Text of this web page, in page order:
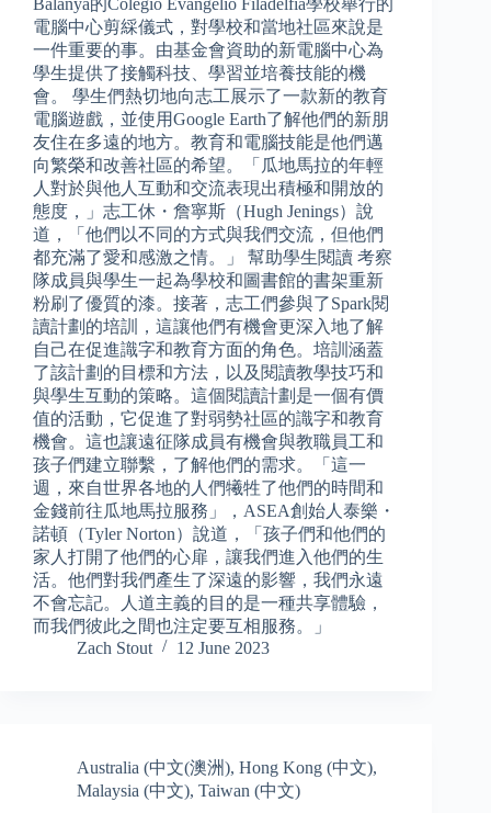
電腦中心剪綵儀式，對學校和當地社區來說是
一件重要的事。由基金會資助的新電腦中心為
學生提供了接觸科技、學習並培養技能的機
會。 ​​學生們熱切地向志工展示了一款新的教育
電腦遊戲，並使用Google Earth了解他們的新朋
友住在多遠的地方。教育和電腦技能是他們邁
向繁榮和改善社區的希望。「瓜地馬拉的年輕
人對於與他人互動和交流表現出積極和開放的
態度，」志工休・詹寧斯（Hugh Jenings）說
道，「他們以不同的方式與我們交流，但他們
都充滿了愛和感激之情。」 幫助學生閱讀 考察
隊成員與學生一起為學校和圖書館的書架重新
粉刷了優質的漆。接著，志工們參與了Spark閱
讀計劃的培訓，這讓他們有機會更深入地了解
自己在促進識字和教育方面的角色。培訓涵蓋
了該計劃的目標和方法，以及閱讀教學技巧和
與學生互動的策略。這個閱讀計劃是一個有價
值的活動，它促進了對弱勢社區的識字和教育
機會。這也讓遠征隊成員有機會與教職員工和
孩子們建立聯繫，了解他們的需求。「這一
週，來自世界各地的人們犧牲了他們的時間和
金錢前往瓜地馬拉服務」，ASEA創始人泰樂・
諾頓（Tyler Norton）說道，「孩子們和他們的
家人打開了他們的心扉，讓我們進入他們的生
活。他們對我們產生了深遠的影響，我們永遠
不會忘記。人道主義的目的是一種共享體驗，
而我們彼此之間也注定要互相服務。」
Zach Stout
12 June 2023
Australia (中文(澳洲), Hong Kong (中文),
Malaysia (中文), Taiwan (中文)